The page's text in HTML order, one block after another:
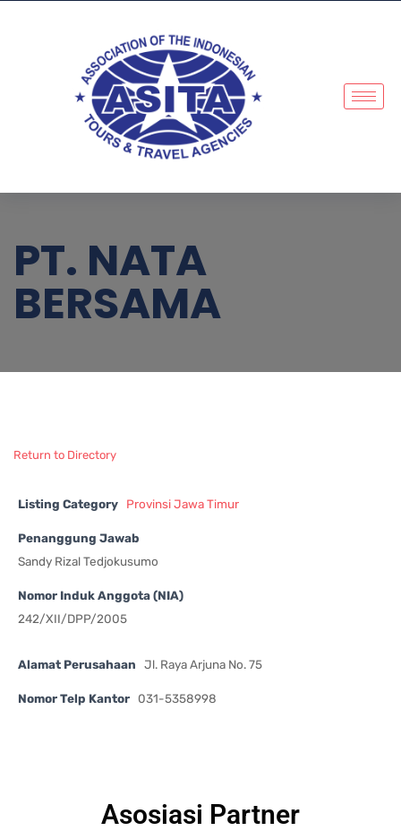
PT. NATA
BERSAMA
Return to Directory
Listing Category Provinsi Jawa Timur
Penanggung Jawab
Sandy Rizal Tedjokusumo
Nomor Induk Anggota (NIA)
242/XII/DPP/2005
Alamat Perusahaan Jl. Raya Arjuna No. 75
Nomor Telp Kantor 031-5358998
Asosiasi Partner